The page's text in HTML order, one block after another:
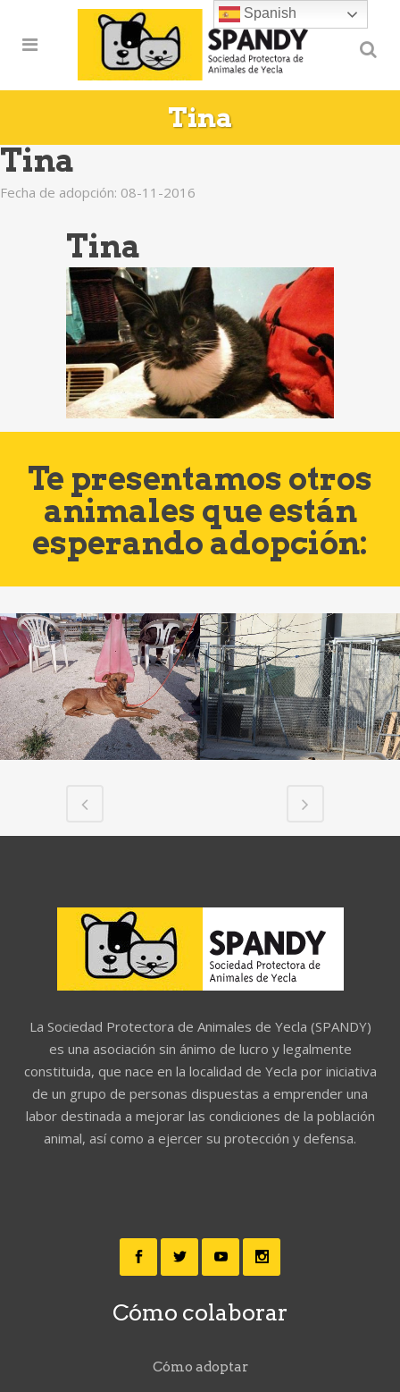
Tina
Tina
Fecha de adopción: 08-11-2016
Tina
Te presentamos otros
animales que están
esperando adopción:
La Sociedad Protectora de Animales de Yecla (SPANDY)
es una asociación sin ánimo de lucro y legalmente
constituida, que nace en la localidad de Yecla por iniciativa
de un grupo de personas dispuestas a emprender una
labor destinada a mejorar las condiciones de la población
animal, así como a ejercer su protección y defensa.
Cómo colaborar
Cómo adoptar
Spanish